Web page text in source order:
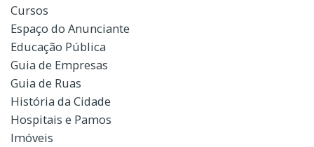
Cursos
Espaço do Anunciante
Educação Pública
Guia de Empresas
Guia de Ruas
História da Cidade
Hospitais e Pamos
Imóveis